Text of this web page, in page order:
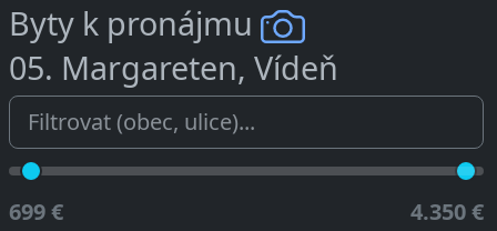
Byty k pronájmu
05. Margareten, Vídeň
699 € 4.350 €